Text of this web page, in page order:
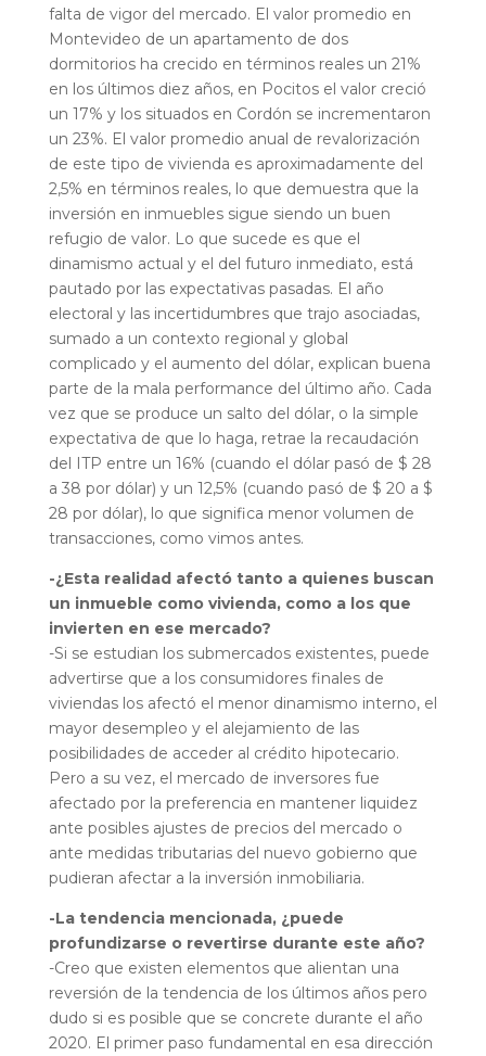
falta de vigor del mercado. El valor promedio en
Montevideo de un apartamento de dos
dormitorios ha crecido en términos reales un 21%
en los últimos diez años, en Pocitos el valor creció
un 17% y los situados en Cordón se incrementaron
un 23%. El valor promedio anual de revalorización
de este tipo de vivienda es aproximadamente del
2,5% en términos reales, lo que demuestra que la
inversión en inmuebles sigue siendo un buen
refugio de valor. Lo que sucede es que el
dinamismo actual y el del futuro inmediato, está
pautado por las expectativas pasadas. El año
electoral y las incertidumbres que trajo asociadas,
sumado a un contexto regional y global
complicado y el aumento del dólar, explican buena
parte de la mala performance del último año. Cada
vez que se produce un salto del dólar, o la simple
expectativa de que lo haga, retrae la recaudación
del ITP entre un 16% (cuando el dólar pasó de $ 28
a 38 por dólar) y un 12,5% (cuando pasó de $ 20 a $
28 por dólar), lo que significa menor volumen de
transacciones, como vimos antes.
-¿Esta realidad afectó tanto a quienes buscan
un inmueble como vivienda, como a los que
invierten en ese mercado?
-Si se estudian los submercados existentes, puede
advertirse que a los consumidores finales de
viviendas los afectó el menor dinamismo interno, el
mayor desempleo y el alejamiento de las
posibilidades de acceder al crédito hipotecario.
Pero a su vez, el mercado de inversores fue
afectado por la preferencia en mantener liquidez
ante posibles ajustes de precios del mercado o
ante medidas tributarias del nuevo gobierno que
pudieran afectar a la inversión inmobiliaria.
-La tendencia mencionada, ¿puede
profundizarse o revertirse durante este año?
-Creo que existen elementos que alientan una
reversión de la tendencia de los últimos años pero
dudo si es posible que se concrete durante el año
2020. El primer paso fundamental en esa dirección